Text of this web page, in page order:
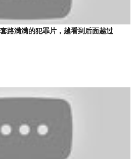
路满满的犯罪片，越看到后面越过